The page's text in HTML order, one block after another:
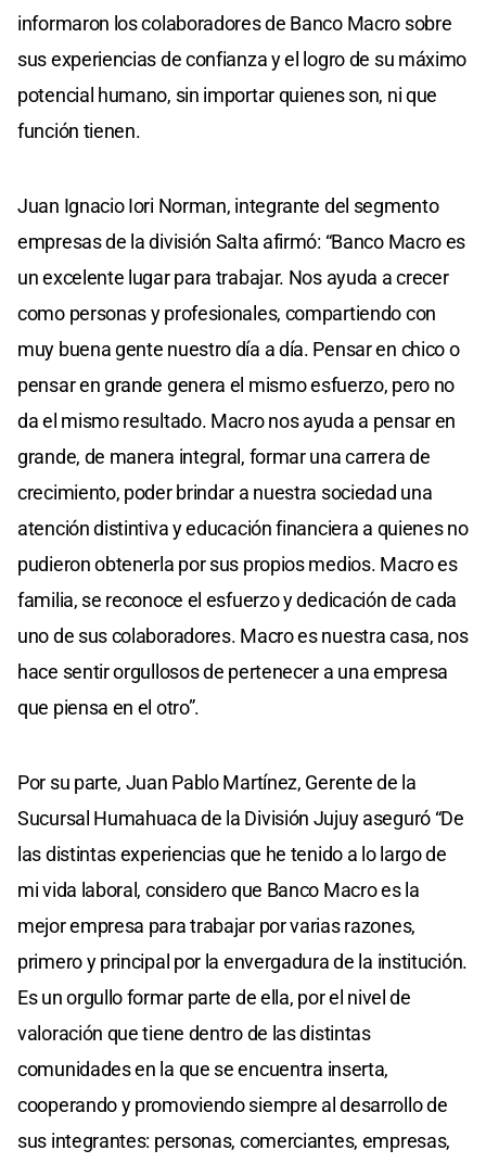
informaron los colaboradores de Banco Macro sobre
sus experiencias de confianza y el logro de su máximo
potencial humano, sin importar quienes son, ni que
función tienen.
Juan Ignacio Iori Norman, integrante del segmento
empresas de la división Salta afirmó: “Banco Macro es
un excelente lugar para trabajar. Nos ayuda a crecer
como personas y profesionales, compartiendo con
muy buena gente nuestro día a día. Pensar en chico o
pensar en grande genera el mismo esfuerzo, pero no
da el mismo resultado. Macro nos ayuda a pensar en
grande, de manera integral, formar una carrera de
crecimiento, poder brindar a nuestra sociedad una
atención distintiva y educación financiera a quienes no
pudieron obtenerla por sus propios medios. Macro es
familia, se reconoce el esfuerzo y dedicación de cada
uno de sus colaboradores. Macro es nuestra casa, nos
hace sentir orgullosos de pertenecer a una empresa
que piensa en el otro”.
Por su parte, Juan Pablo Martínez, Gerente de la
Sucursal Humahuaca de la División Jujuy aseguró “De
las distintas experiencias que he tenido a lo largo de
mi vida laboral, considero que Banco Macro es la
mejor empresa para trabajar por varias razones,
primero y principal por la envergadura de la institución.
Es un orgullo formar parte de ella, por el nivel de
valoración que tiene dentro de las distintas
comunidades en la que se encuentra inserta,
cooperando y promoviendo siempre al desarrollo de
sus integrantes: personas, comerciantes, empresas,